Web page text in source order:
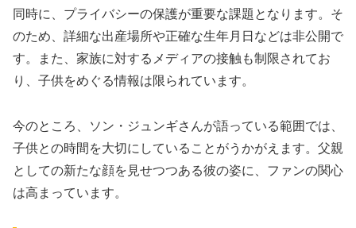
同時に、プライバシーの保護が重要な課題となります。そ
のため、詳細な出産場所や正確な生年月日などは非公開で
す。また、家族に対するメディアの接触も制限されてお
り、子供をめぐる情報は限られています。
今のところ、ソン・ジュンギさんが語っている範囲では、
子供との時間を大切にしていることがうかがえます。父親
としての新たな顔を見せつつある彼の姿に、ファンの関心
は高まっています。